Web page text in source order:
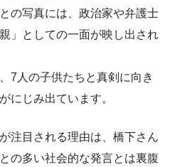
の写真には、政治家や弁護士
」としての一面が映し出され
7人の子供たちと真剣に向き
にじみ出ています。
注目される理由は、橋下さん
の多い社会的な発言とは裏腹